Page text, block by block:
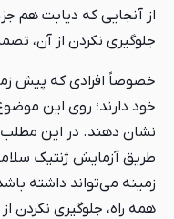
از آنجایی که دیابت هم
جلوگیری نکردن از آن،
خصوصاً افرادی که پیش
خود دارند؛ روی این
نشان دهند. در این مطلب
طریق آزمایش ژنتیک
زمینه می‌تواند داشته
همه راه، جلوگیری نکردن